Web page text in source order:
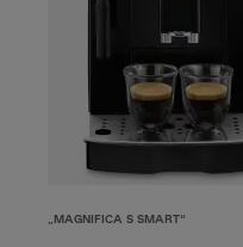
„MAGNIFICA S SMART“